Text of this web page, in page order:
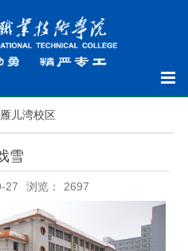
雁儿湾校区
雪
27 浏览： 2697